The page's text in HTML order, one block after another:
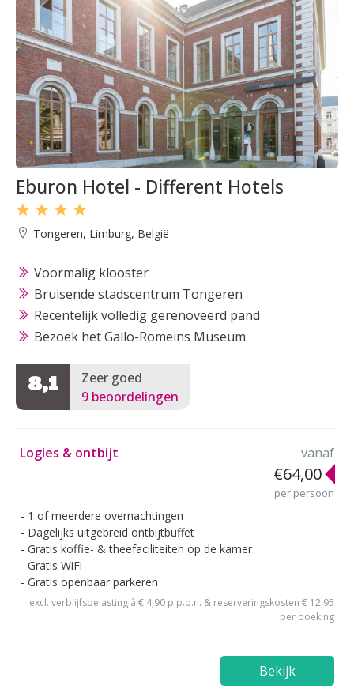
Eburon Hotel - Different Hotels
Tongeren, Limburg, België
Voormalig klooster
Bruisende stadscentrum Tongeren
Recentelijk volledig gerenoveerd pand
Bezoek het Gallo-Romeins Museum
8,1
Zeer goed
9 beoordelingen
Logies & ontbijt vanaf
€64,00
per persoon
1 of meerdere overnachtingen
Dagelijks uitgebreid ontbijtbuffet
Gratis koffie- & theefaciliteiten op de kamer
Gratis WiFi
Gratis openbaar parkeren
excl. verblijfsbelasting à € 4,90 p.p.p.n. & reserveringskosten € 12,95
per boeking
Bekijk